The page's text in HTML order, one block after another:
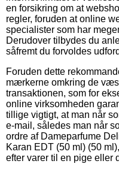
en forsikring om at
regler, foruden at online
specialister som har
Derudover tilbydes du
såfremt du forvoldes
Foruden dette
mærkerne omkring de
transaktionen, som for
online virksomheden
tillige vigtigt, at man når
e-mail, således man når
ordre af Dameparfume
Karan EDT (50 ml) (50
efter varer til en pige eller